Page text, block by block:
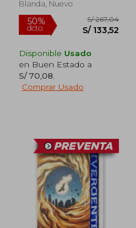
50%
dcto.
S/ 158,23
S/ 78,74
Blanda, Nuevo
Disponible Usado
en Buen Estado a
S/ 70,08
Comprar Usado